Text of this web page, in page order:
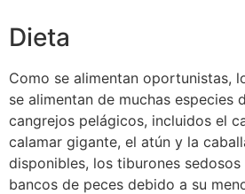
Dieta
Como se alimentan oportunistas,
se alimentan de muchas especies
cangrejos pelágicos, incluidos el
calamar gigante, el atún y la
disponibles, los tiburones
bancos de peces debido a su